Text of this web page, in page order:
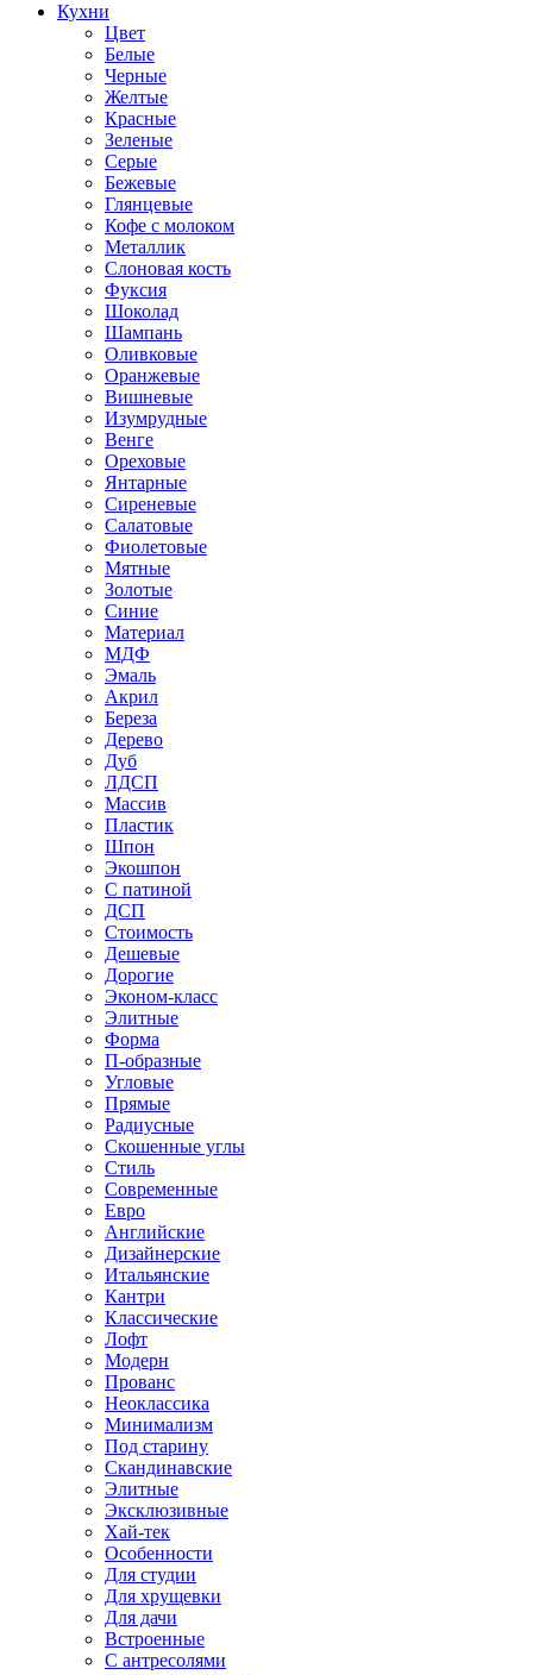
Кухни
Цвет
Белые
Черные
Желтые
Красные
Зеленые
Серые
Бежевые
Глянцевые
Кофе с молоком
Металлик
Слоновая кость
Фуксия
Шоколад
Шампань
Оливковые
Оранжевые
Вишневые
Изумрудные
Венге
Ореховые
Янтарные
Сиреневые
Салатовые
Фиолетовые
Мятные
Золотые
Синие
Материал
МДФ
Эмаль
Акрил
Береза
Дерево
Дуб
ЛДСП
Массив
Пластик
Шпон
Экошпон
С патиной
ДСП
Стоимость
Дешевые
Дорогие
Эконом-класс
Элитные
Форма
П-образные
Угловые
Прямые
Радиусные
Скошенные углы
Стиль
Современные
Евро
Английские
Дизайнерские
Итальянские
Кантри
Классические
Лофт
Модерн
Прованс
Неоклассика
Минимализм
Под старину
Скандинавские
Элитные
Эксклюзивные
Хай-тек
Особенности
Для студии
Для хрущевки
Для дачи
Встроенные
С антресолями